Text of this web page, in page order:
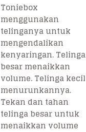
Toniebox
menggunakan
telinganya untuk
mengendalikan
kenyaringan. Telinga
besar menaikkan
volume. Telinga kecil
menurunkannya.
Tekan dan tahan
telinga besar untuk
menaikkan volume